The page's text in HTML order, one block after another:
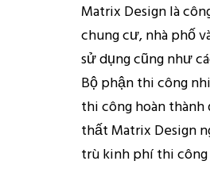
Matrix Design là
chung cư, nhà phố
sử dụng cũng như
Bộ phận thi công
thi công hoàn
thất Matrix Design
trù kinh phí thi